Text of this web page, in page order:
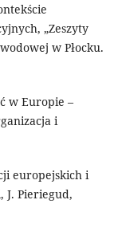
„Zeszyty
w Płocku.
w Europie –
i
europejskich i
J. Pieriegud,